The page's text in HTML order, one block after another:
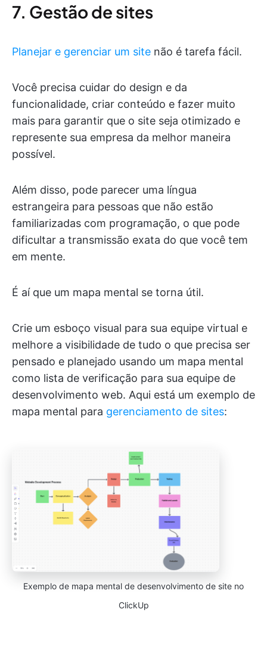
7. Gestão de sites
Planejar e gerenciar um site não é tarefa fácil.
Você precisa cuidar do design e da
funcionalidade, criar conteúdo e fazer muito
mais para garantir que o site seja otimizado e
represente sua empresa da melhor maneira
possível.
Além disso, pode parecer uma língua
estrangeira para pessoas que não estão
familiarizadas com programação, o que pode
dificultar a transmissão exata do que você tem
em mente.
É aí que um mapa mental se torna útil.
Crie um esboço visual para sua equipe virtual e
melhore a visibilidade de tudo o que precisa ser
pensado e planejado usando um mapa mental
como lista de verificação para sua equipe de
desenvolvimento web. Aqui está um exemplo de
mapa mental para gerenciamento de sites:
Exemplo de mapa mental de desenvolvimento de site no
ClickUp